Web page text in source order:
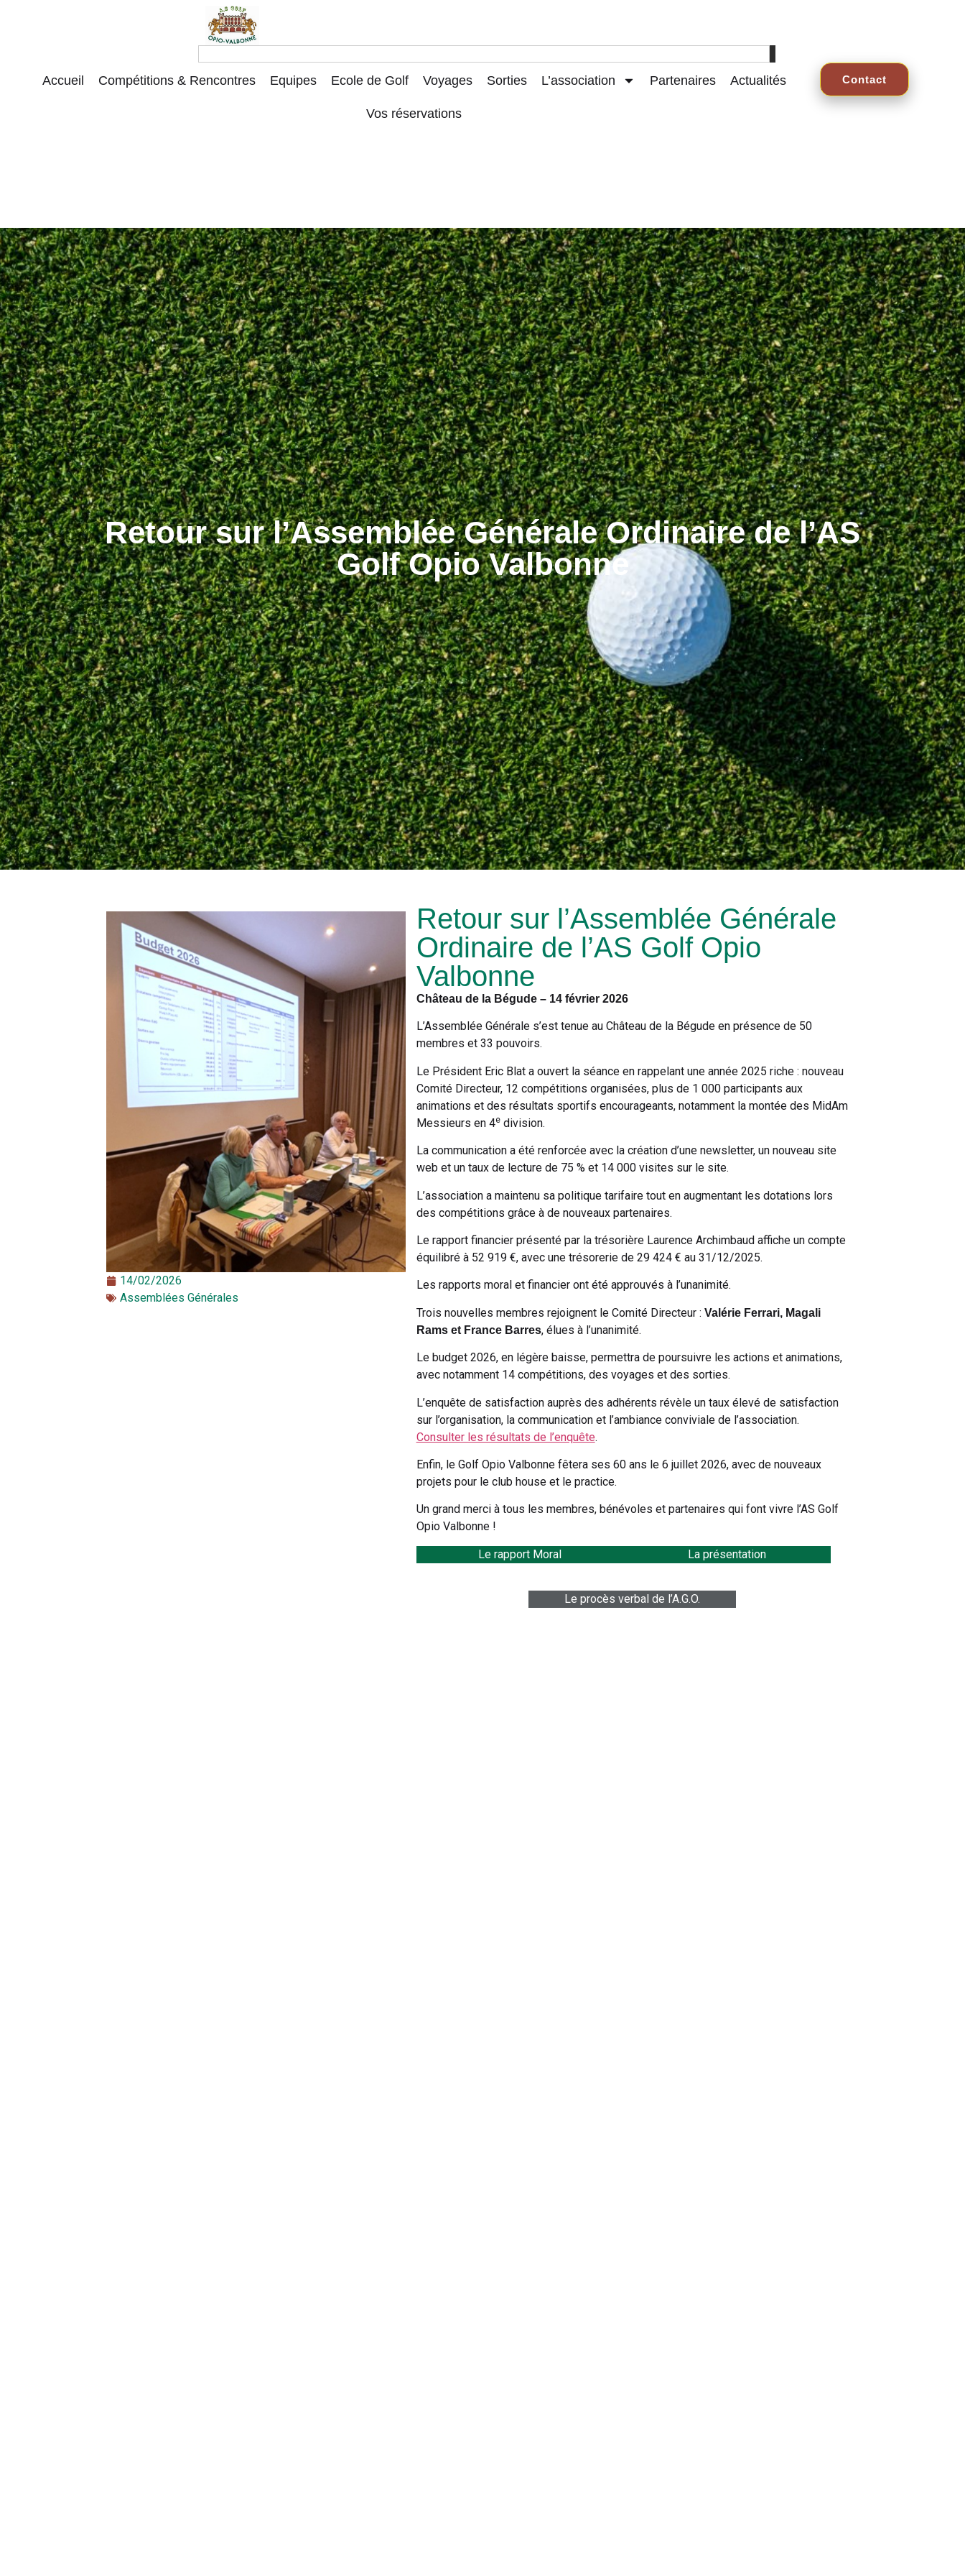
Accueil Compétitions & Rencontres Equipes Ecole de Golf Voyages Sorties L’association Partenaires Actualités
Vos réservations
Contact
Retour sur l’Assemblée Générale Ordinaire de l’AS
Golf Opio Valbonne
14/02/2026
Assemblées Générales
Retour sur l’Assemblée Générale
Ordinaire de l’AS Golf Opio
Valbonne
Château de la Bégude – 14 février 2026
L’Assemblée Générale s’est tenue au Château de la Bégude en présence de 50
membres et 33 pouvoirs.
Le Président Eric Blat a ouvert la séance en rappelant une année 2025 riche : nouveau
Comité Directeur, 12 compétitions organisées, plus de 1 000 participants aux
animations et des résultats sportifs encourageants, notamment la montée des MidAm
Messieurs en 4edivision.
La communication a été renforcée avec la création d’une newsletter, un nouveau site
web et un taux de lecture de 75 % et 14 000 visites sur le site.
L’association a maintenu sa politique tarifaire tout en augmentant les dotations lors
des compétitions grâce à de nouveaux partenaires.
Le rapport financier présenté par la trésorière Laurence Archimbaud affiche un compte
équilibré à 52 919 €, avec une trésorerie de 29 424 € au 31/12/2025.
Les rapports moral et financier ont été approuvés à l’unanimité.
Trois nouvelles membres rejoignent le Comité Directeur : Valérie Ferrari, Magali
Rams et France Barres, élues à l’unanimité.
Le budget 2026, en légère baisse, permettra de poursuivre les actions et animations,
avec notamment 14 compétitions, des voyages et des sorties.
L’enquête de satisfaction auprès des adhérents révèle un taux élevé de satisfaction
sur l’organisation, la communication et l’ambiance conviviale de l’association.
Consulter les résultats de l’enquête.
Enfin, le Golf Opio Valbonne fêtera ses 60 ans le 6 juillet 2026, avec de nouveaux
projets pour le club house et le practice.
Un grand merci à tous les membres, bénévoles et partenaires qui font vivre l’AS Golf
Opio Valbonne !
Le rapport Moral La présentation
Le procès verbal de l’A.G.O.